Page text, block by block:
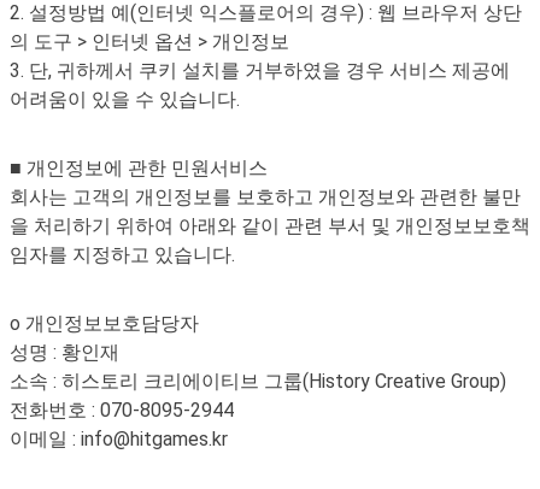
2. 설정방법 예(인터넷 익스플로어의 경우) : 웹 브라우저 상단
의 도구 > 인터넷 옵션 > 개인정보
3. 단, 귀하께서 쿠키 설치를 거부하였을 경우 서비스 제공에
어려움이 있을 수 있습니다.
■ 개인정보에 관한 민원서비스
회사는 고객의 개인정보를 보호하고 개인정보와 관련한 불만
을 처리하기 위하여 아래와 같이 관련 부서 및 개인정보보호책
임자를 지정하고 있습니다.
o 개인정보보호담당자
성명 : 황인재
소속 : 히스토리 크리에이티브 그룹(History Creative Group)
전화번호 : 070-8095-2944
이메일 : info@hitgames.kr